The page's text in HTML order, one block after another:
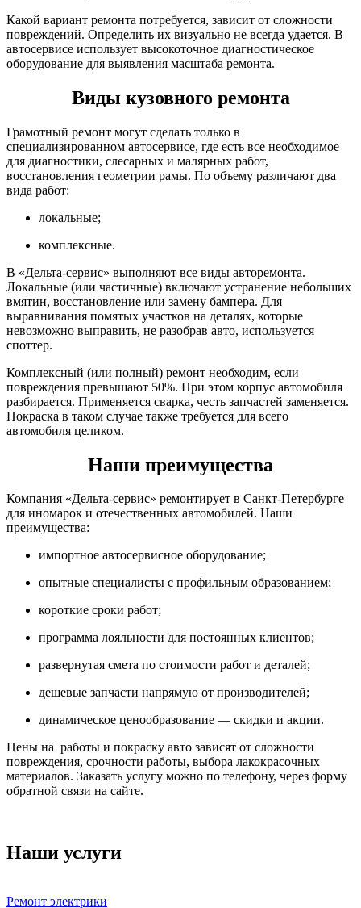
Какой вариант ремонта потребуется, зависит от сложности
повреждений. Определить их визуально не всегда удается. В
автосервисе использует высокоточное диагностическое
оборудование для выявления масштаба ремонта.
Виды кузовного ремонта
Грамотный ремонт могут сделать только в
специализированном автосервисе, где есть все необходимое
для диагностики, слесарных и малярных работ,
восстановления геометрии рамы. По объему различают два
вида работ:
локальные;
комплексные.
В «Дельта-сервис» выполняют все виды авторемонта.
Локальные (или частичные) включают устранение небольших
вмятин, восстановление или замену бампера. Для
выравнивания помятых участков на деталях, которые
невозможно выправить, не разобрав авто, используется
споттер.
Комплексный (или полный) ремонт необходим, если
повреждения превышают 50%. При этом корпус автомобиля
разбирается. Применяется сварка, честь запчастей заменяется.
Покраска в таком случае также требуется для всего
автомобиля целиком.
Наши преимущества
Компания «Дельта-сервис» ремонтирует в Санкт-Петербурге
для иномарок и отечественных автомобилей. Наши
преимущества:
импортное автосервисное оборудование;
опытные специалисты с профильным образованием;
короткие сроки работ;
программа лояльности для постоянных клиентов;
развернутая смета по стоимости работ и деталей;
дешевые запчасти напрямую от производителей;
динамическое ценообразование — скидки и акции.
Цены на работы и покраску авто зависят от сложности
повреждения, срочности работы, выбора лакокрасочных
материалов. Заказать услугу можно по телефону, через форму
обратной связи на сайте.
Наши услуги
Ремонт электрики